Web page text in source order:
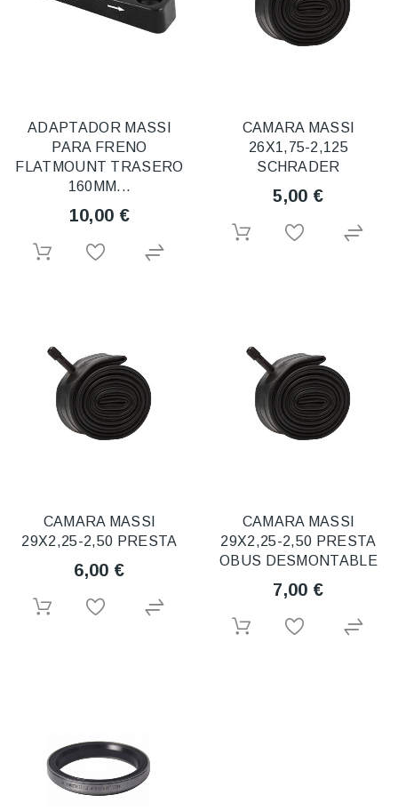
ADAPTADOR MASSI
PARA FRENO
FLATMOUNT TRASERO
160MM...
10,00 €
CAMARA MASSI
26X1,75-2,125
SCHRADER
5,00 €
CAMARA MASSI
29X2,25-2,50 PRESTA
6,00 €
CAMARA MASSI
29X2,25-2,50 PRESTA
OBUS DESMONTABLE
7,00 €